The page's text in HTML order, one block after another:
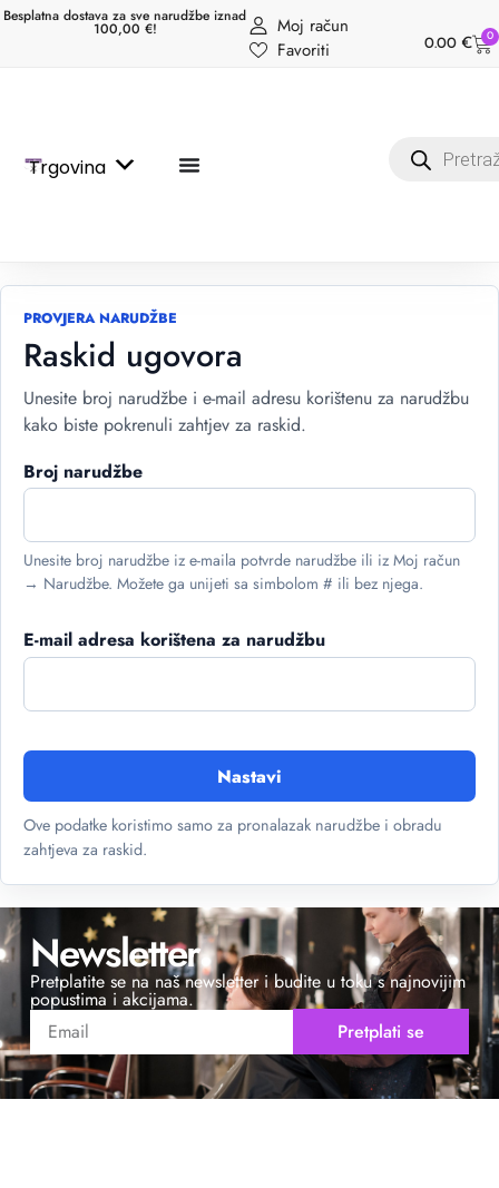
Besplatna dostava za sve narudžbe iznad
100,00 €!
Moj račun
Favoriti
0.00 € 0
Trgovina
PROVJERA NARUDŽBE
Raskid ugovora
Unesite broj narudžbe i e-mail adresu korištenu za narudžbu
kako biste pokrenuli zahtjev za raskid.
Broj narudžbe
Unesite broj narudžbe iz e-maila potvrde narudžbe ili iz Moj račun
→ Narudžbe. Možete ga unijeti sa simbolom # ili bez njega.
E-mail adresa korištena za narudžbu
Nastavi
Ove podatke koristimo samo za pronalazak narudžbe i obradu
zahtjeva za raskid.
Newsletter
Pretplatite se na naš newsletter i budite u toku s najnovijim
popustima i akcijama.
Pretplati se